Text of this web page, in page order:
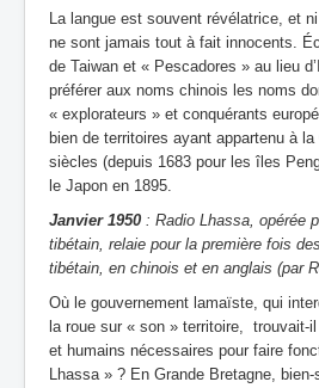
La langue est souvent révélatrice, et
ne sont jamais tout à fait innocents.
de Taiwan et « Pescadores » au lieu
préférer aux noms chinois les noms
« explorateurs » et conquérants
bien de territoires ayant appartenu à
siècles (depuis 1683 pour les îles
le Japon en 1895.
Janvier 1950 : Radio Lhassa, opérée
tibétain, relaie pour la première fois
tibétain, en chinois et en anglais (par
Où le gouvernement lamaïste, qui
la roue sur « son » territoire, trouvait-
et humains nécessaires pour faire
Lhassa » ? En Grande Bretagne,